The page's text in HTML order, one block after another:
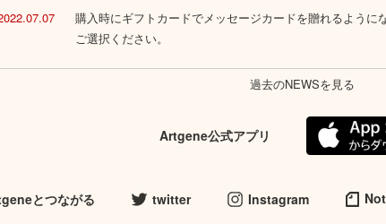
購入時にギフトカードでメッセージカードを贈れるように
ご選択ください。
過去のNEWSを見る
Artgene公式アプリ
とつながる twitter Instagram